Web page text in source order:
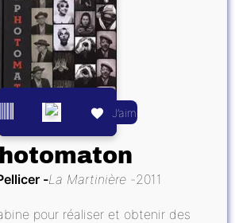
J’aime
La Martinière 2011
pour réaliser et obtenir des